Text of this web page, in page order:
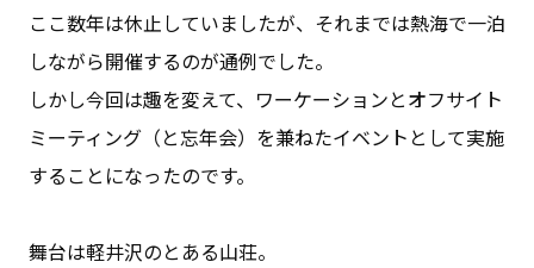
ここ数年は休止していましたが、それまでは熱海で一泊
しながら開催するのが通例でした。
しかし今回は趣を変えて、ワーケーションとオフサイト
ミーティング（と忘年会）を兼ねたイベントとして実施
することになったのです。
舞台は軽井沢のとある山荘。